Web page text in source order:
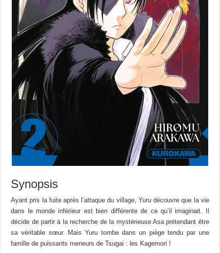
Synopsis
Ayant pris la fuite après l’attaque du village, Yuru découvre que la vie
dans le monde inférieur est bien différente de ce qu’il imaginait. Il
décide de partir à la recherche de la mystérieuse Asa prétendant être
sa véritable sœur. Mais Yuru tombe dans un piège tendu par une
famille de puissants meneurs de Tsugai : les Kagemori !